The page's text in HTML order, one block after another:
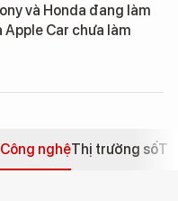
và Honda đang làm
Car chưa làm
nghệThị trường số